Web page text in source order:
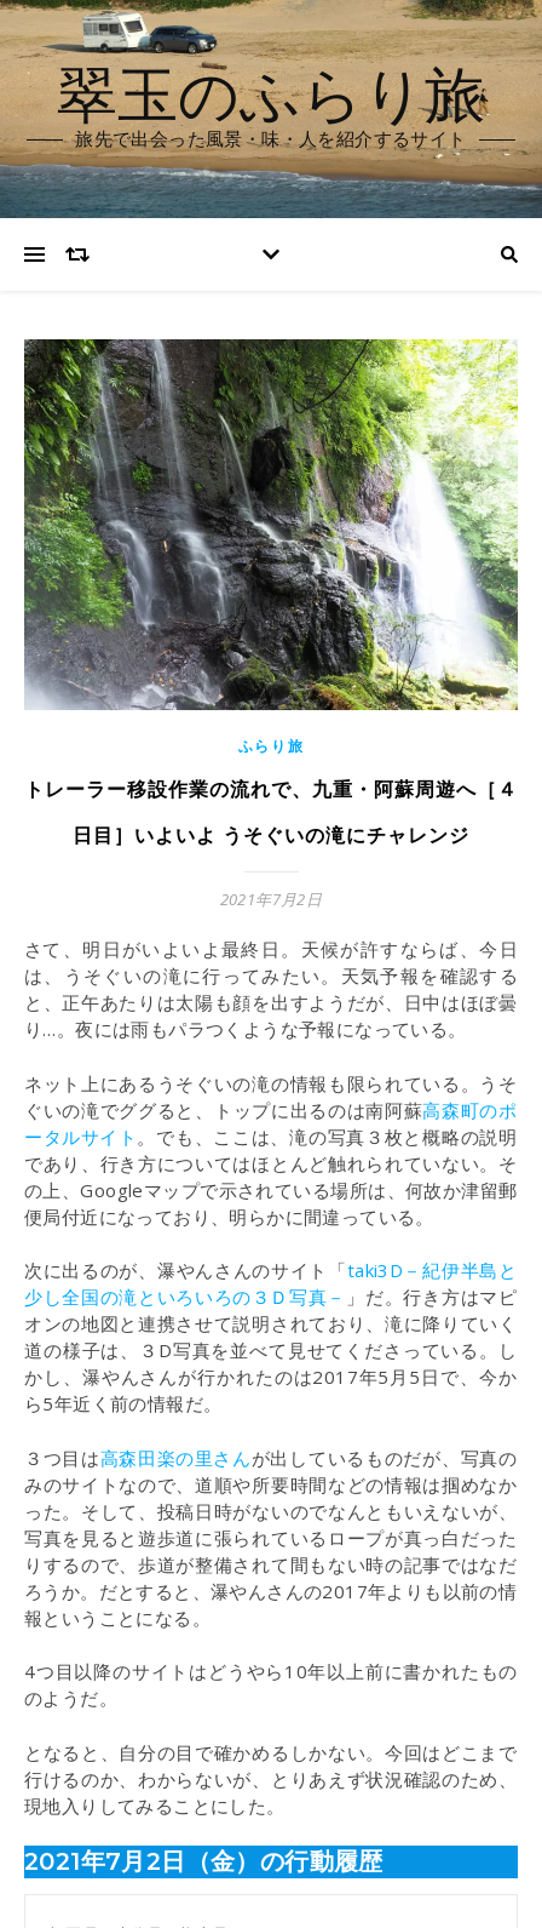
翠玉のふらり旅
旅先で出会った風景・味・人を紹介するサイト
ふらり旅
トレーラー移設作業の流れで、九重・阿蘇周遊へ［４
日目］いよいよ うそぐいの滝にチャレンジ
2021年7月2日
さて、明日がいよいよ最終日。天候が許すならば、今日
は、うそぐいの滝に行ってみたい。天気予報を確認する
と、正午あたりは太陽も顔を出すようだが、日中はほぼ曇
り…。夜には雨もパラつくような予報になっている。
ネット上にあるうそぐいの滝の情報も限られている。うそ
ぐいの滝でググると、トップに出るのは南阿蘇高森町のポ
ータルサイト 。でも、ここは、滝の写真３枚と概略の説明
であり、行き方についてはほとんど触れられていない。そ
の上、Googleマップで示されている場所は、何故か津留郵
便局付近になっており、明らかに間違っている。
次に出るのが、瀑やんさんのサイト「taki3D－紀伊半島と
少し全国の滝といろいろの３Ｄ写真－ 」だ。行き方はマピ
オンの地図と連携させて説明されており、滝に降りていく
道の様子は、３D写真を並べて見せてくださっている。し
かし、瀑やんさんが行かれたのは2017年5月5日で、今か
ら5年近く前の情報だ。
３つ目は高森田楽の里さんが出しているものだが、写真の
みのサイトなので、道順や所要時間などの情報は掴めなか
った。そして、投稿日時がないのでなんともいえないが、
写真を見ると遊歩道に張られているロープが真っ白だった
りするので、歩道が整備されて間もない時の記事ではなだ
ろうか。だとすると、瀑やんさんの2017年よりも以前の情
報ということになる。
4つ目以降のサイトはどうやら10年以上前に書かれたもの
のようだ。
となると、自分の目で確かめるしかない。今回はどこまで
行けるのか、わからないが、とりあえず状況確認のため、
現地入りしてみることにした。
2021年7月2日（金）の行動履歴